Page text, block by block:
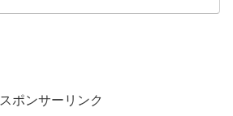
スポンサーリンク